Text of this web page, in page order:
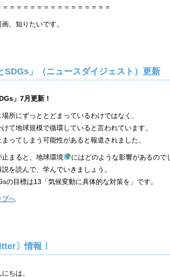
＝＝＝＝＝＝＝＝＝＝＝＝＝＝＝＝
、知りたいです。
SDGs」（ニュースダイジェスト）更新
」7月更新！
所にずっととどまっているわけではなく、
て地球規模で循環していると言われています。
ってしまう可能性があると報道されました。
まると、地球環境
にはどのような影響があるので
を読んで、学んでいきましょう。
の目標は13「気候変動に具体的な対策を」です。
プへ
〕情報！
ちは。